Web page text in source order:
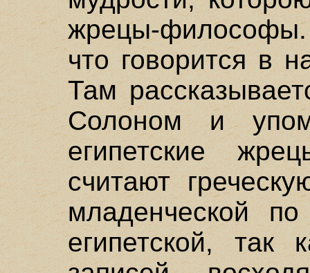
жрецы-философы.
что говорится в
Там
Солоном и
египетские
считают
младенческой
египетской,